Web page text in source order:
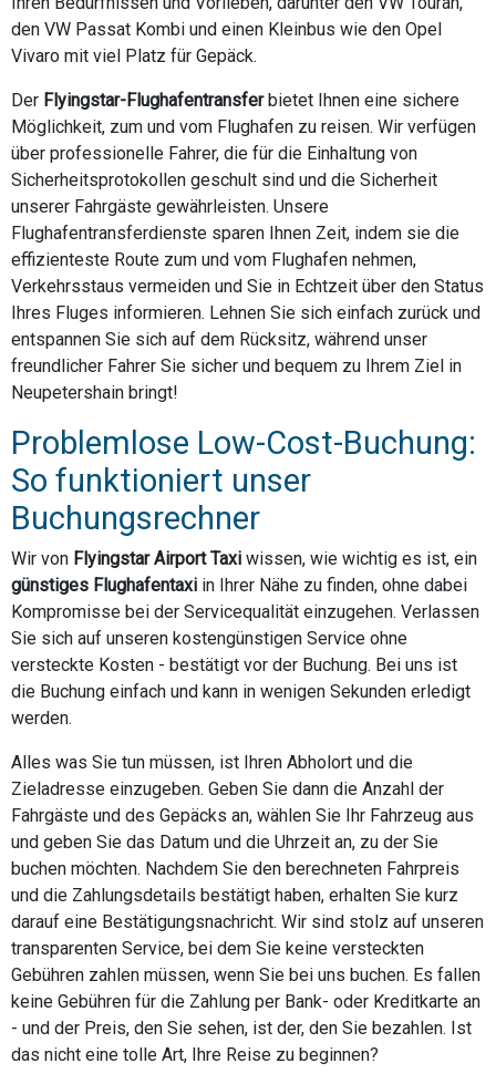
den VW Passat Kombi und einen Kleinbus wie den Opel
Vivaro mit viel Platz für Gepäck.
Der Flyingstar-Flughafentransferbietet Ihnen eine sichere
Möglichkeit, zum und vom Flughafen zu reisen. Wir verfügen
über professionelle Fahrer, die für die Einhaltung von
Sicherheitsprotokollen geschult sind und die Sicherheit
unserer Fahrgäste gewährleisten. Unsere
Flughafentransferdienste sparen Ihnen Zeit, indem sie die
effizienteste Route zum und vom Flughafen nehmen,
Verkehrsstaus vermeiden und Sie in Echtzeit über den Status
Ihres Fluges informieren. Lehnen Sie sich einfach zurück und
entspannen Sie sich auf dem Rücksitz, während unser
freundlicher Fahrer Sie sicher und bequem zu Ihrem Ziel in
Neupetershain bringt!
Problemlose Low-Cost-Buchung:
So funktioniert unser
Buchungsrechner
Wir von Flyingstar Airport Taxi wissen, wie wichtig es ist, ein
günstiges Flughafentaxi in Ihrer Nähe zu finden, ohne dabei
Kompromisse bei der Servicequalität einzugehen. Verlassen
Sie sich auf unseren kostengünstigen Service ohne
versteckte Kosten - bestätigt vor der Buchung. Bei uns ist
die Buchung einfach und kann in wenigen Sekunden erledigt
werden.
Alles was Sie tun müssen, ist Ihren Abholort und die
Zieladresse einzugeben. Geben Sie dann die Anzahl der
Fahrgäste und des Gepäcks an, wählen Sie Ihr Fahrzeug aus
und geben Sie das Datum und die Uhrzeit an, zu der Sie
buchen möchten. Nachdem Sie den berechneten Fahrpreis
und die Zahlungsdetails bestätigt haben, erhalten Sie kurz
darauf eine Bestätigungsnachricht. Wir sind stolz auf unseren
transparenten Service, bei dem Sie keine versteckten
Gebühren zahlen müssen, wenn Sie bei uns buchen. Es fallen
keine Gebühren für die Zahlung per Bank- oder Kreditkarte an
- und der Preis, den Sie sehen, ist der, den Sie bezahlen. Ist
das nicht eine tolle Art, Ihre Reise zu beginnen?